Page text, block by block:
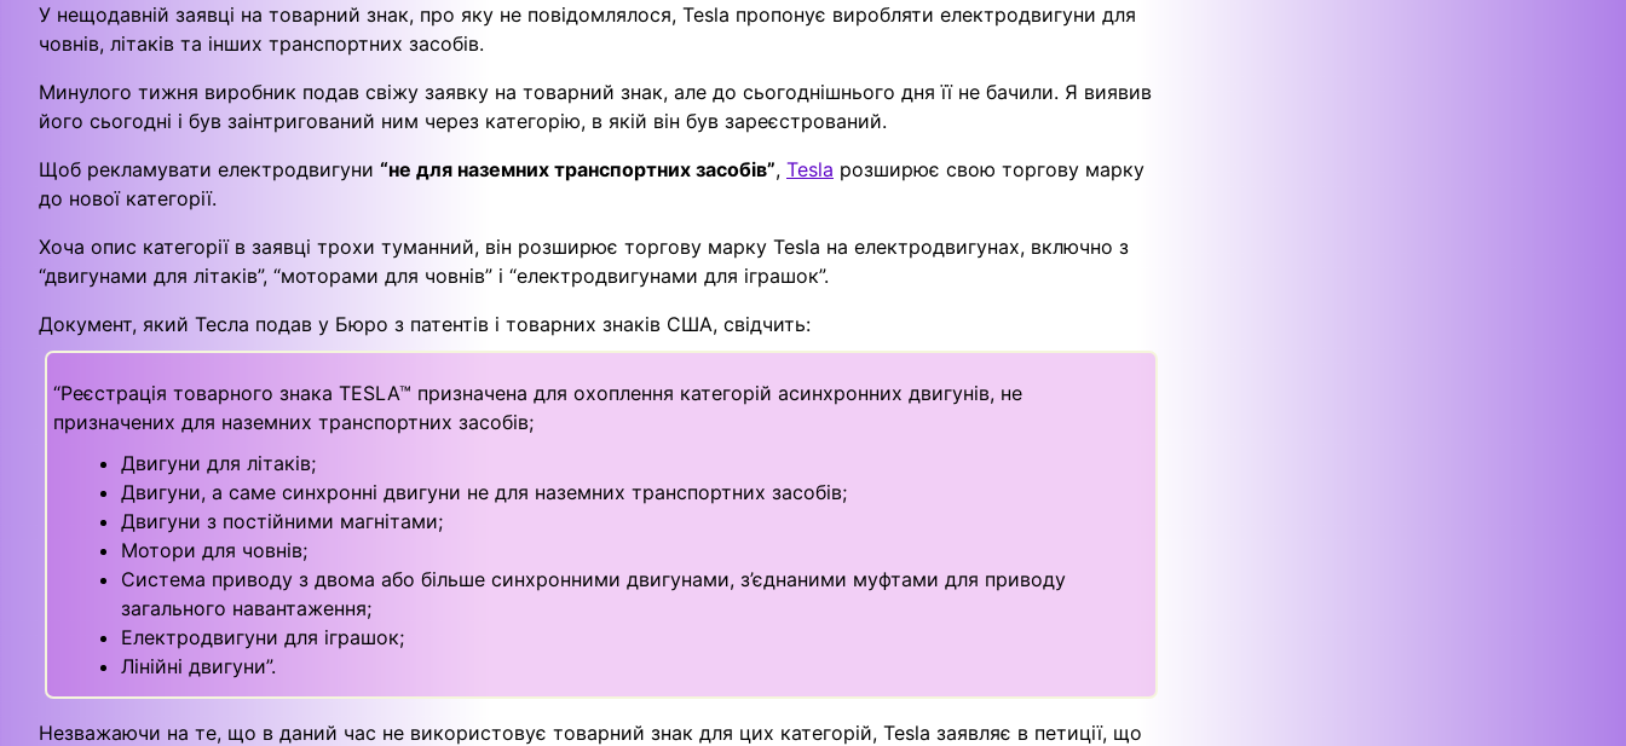
У нещодавній заявці на товарний знак, про яку не повідомлялося, Tesla пропонує виробляти електродвигуни для
човнів, літаків та інших транспортних засобів.
Минулого тижня виробник подав свіжу заявку на товарний знак, але до сьогоднішнього дня її не бачили. Я виявив
його сьогодні і був заінтригований ним через категорію, в якій він був зареєстрований.
Щоб рекламувати електродвигуни “не для наземних транспортних засобів”, Tesla розширює свою торгову марку
до нової категорії.
Хоча опис категорії в заявці трохи туманний, він розширює торгову марку Tesla на електродвигунах, включно з
“двигунами для літаків”, “моторами для човнів” і “електродвигунами для іграшок”.
Документ, який Тесла подав у Бюро з патентів і товарних знаків США, свідчить:
“Реєстрація товарного знака TESLA™ призначена для охоплення категорій асинхронних двигунів, не
призначених для наземних транспортних засобів;
Двигуни для літаків;
Двигуни, а саме синхронні двигуни не для наземних транспортних засобів;
Двигуни з постійними магнітами;
Мотори для човнів;
Система приводу з двома або більше синхронними двигунами, з’єднаними муфтами для приводу
загального навантаження;
Електродвигуни для іграшок;
Лінійні двигуни”.
Незважаючи на те, що в даний час не використовує товарний знак для цих категорій, Tesla заявляє в петиції, що